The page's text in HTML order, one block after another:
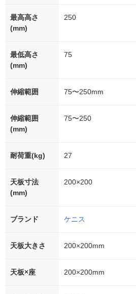
最高高さ
(mm)
250
最低高さ
(mm)
75
伸縮範囲 75〜250mm
伸縮範囲
(mm)
75〜250
耐荷重(kg) 27
天板寸法
(mm)
200×200
ブランド ケニス
天板大きさ 200×200mm
天板×座 200×200mm